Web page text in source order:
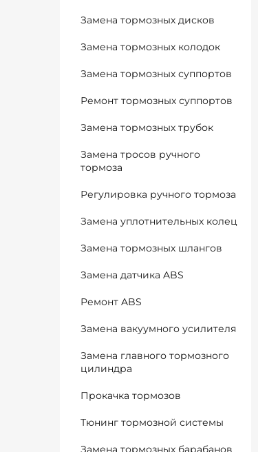
Замена тормозных дисков
Замена тормозных колодок
Замена тормозных суппортов
Ремонт тормозных суппортов
Замена тормозных трубок
Замена тросов ручного
тормоза
Регулировка ручного тормоза
Замена уплотнительных колец
Замена тормозных шлангов
Замена датчика ABS
Ремонт ABS
Замена вакуумного усилителя
Замена главного тормозного
цилиндра
Прокачка тормозов
Тюнинг тормозной системы
Замена тормозных барабанов